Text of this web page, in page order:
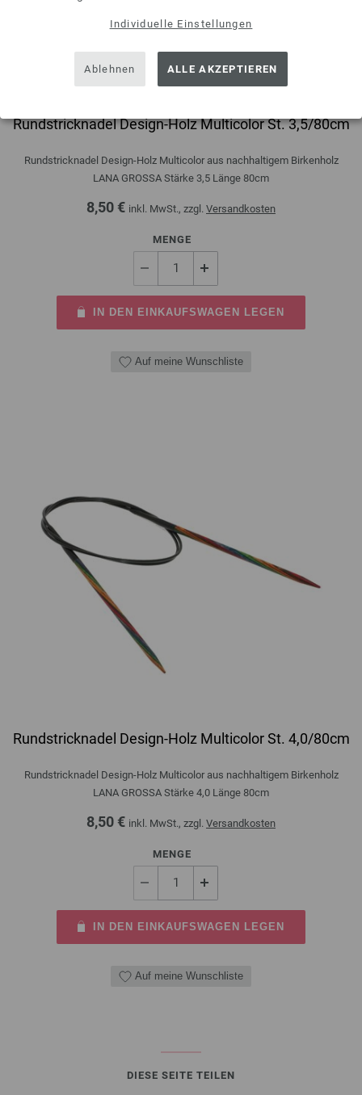
Individuelle Einstellungen
Ablehnen ALLE AKZEPTIEREN
Rundstricknadel Design-Holz Multicolor St. 3,5/80cm
Rundstricknadel Design-Holz Multicolor aus nachhaltigem Birkenholz
LANA GROSSA Stärke 3,5 Länge 80cm
8,50 € inkl. MwSt., zzgl. Versandkosten
MENGE
IN DEN EINKAUFSWAGEN LEGEN
Auf meine Wunschliste
Rundstricknadel Design-Holz Multicolor St. 4,0/80cm
Rundstricknadel Design-Holz Multicolor aus nachhaltigem Birkenholz
LANA GROSSA Stärke 4,0 Länge 80cm
8,50 € inkl. MwSt., zzgl. Versandkosten
MENGE
IN DEN EINKAUFSWAGEN LEGEN
Auf meine Wunschliste
DIESE SEITE TEILEN